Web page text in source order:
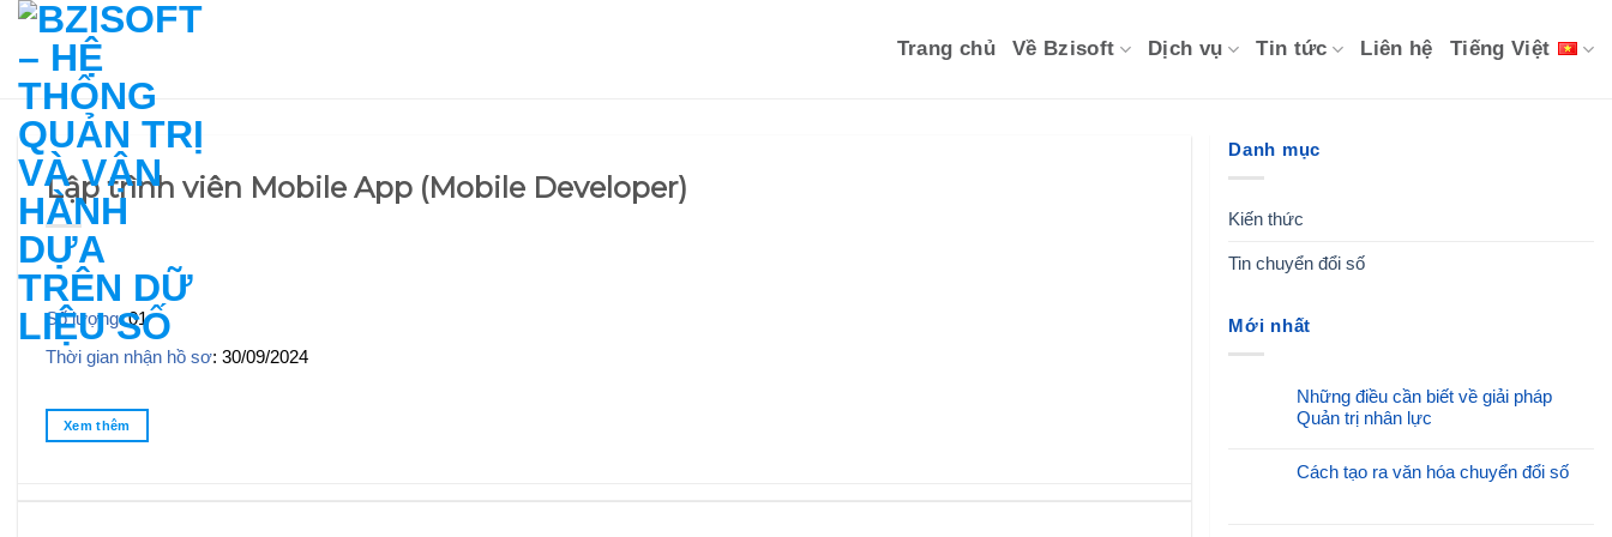
Skip
content
Trang chủ Về Bzisoft Dịch vụ Tin tức Liên hệ Tiếng Việt
Lập trình viên Mobile App (Mobile Developer)
Số lượng: 01
Thời gian nhận hồ sơ: 30/09/2024
Xem thêm
Danh mục
Kiến thức
Tin chuyển đổi số
Mới nhất
Những điều cần biết về giải pháp
Quản trị nhân lực
Cách tạo ra văn hóa chuyển đổi số